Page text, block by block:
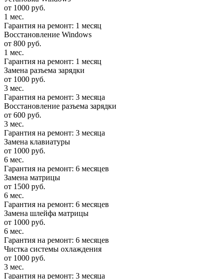
от 1000 руб.
1 мес.
Гарантия на ремонт: 1 месяц
Восстановление Windows
от 800 руб.
1 мес.
Гарантия на ремонт: 1 месяц
Замена разъема зарядки
от 1000 руб.
3 мес.
Гарантия на ремонт: 3 месяца
Восстановление разъема зарядки
от 600 руб.
3 мес.
Гарантия на ремонт: 3 месяца
Замена клавиатуры
от 1000 руб.
6 мес.
Гарантия на ремонт: 6 месяцев
Замена матрицы
от 1500 руб.
6 мес.
Гарантия на ремонт: 6 месяцев
Замена шлейфа матрицы
от 1000 руб.
6 мес.
Гарантия на ремонт: 6 месяцев
Чистка системы охлаждения
от 1000 руб.
3 мес.
Гарантия на ремонт: 3 месяца